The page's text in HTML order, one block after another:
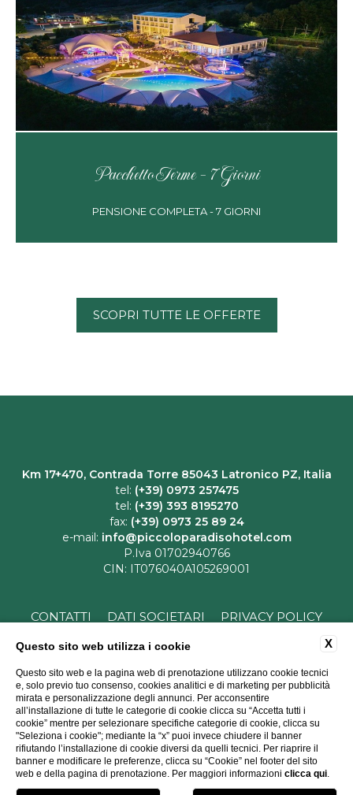
Pacchetto Terme - 7 Giorni
PENSIONE COMPLETA - 7 GIORNI
SCOPRI TUTTE LE OFFERTE
Km 17+470, Contrada Torre 85043 Latronico PZ, Italia
tel: (+39) 0973 257475
tel: (+39) 393 8195270
fax: (+39) 0973 25 89 24
e-mail: info@piccoloparadisohotel.com
P.Iva 01702940766
CIN: IT076040A105269001
CONTATTI DATI SOCIETARI
PRIVACY POLICY
WEBSITE BY BLASTNESS
X
Questo sito web utilizza i cookie
Questo sito web e la pagina web di prenotazione utilizzano cookie tecnici
e, solo previo tuo consenso, cookies analitici e di marketing per pubblicità
mirata e personalizzazione degli annunci. Per acconsentire
all’installazione di tutte le categorie di cookie clicca su “Accetta tutti i
cookie” mentre per selezionare specifiche categorie di cookie, clicca su
"Seleziona i cookie"; mediante la “x” puoi invece chiudere il banner
rifiutando l’installazione di cookie diversi da quelli tecnici. Per riaprire il
banner e modificare le preferenze, clicca su “Cookie” nel footer del sito
web e della pagina di prenotazione. Per maggiori informazioni clicca qui.